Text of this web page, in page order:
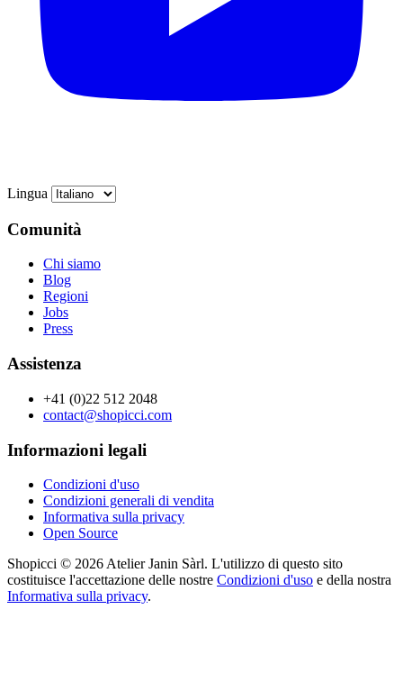
Lingua
Comunità
Chi siamo
Blog
Regioni
Jobs
Press
Assistenza
+41 (0)22 512 2048
contact@shopicci.com
Informazioni legali
Condizioni d'uso
Condizioni generali di vendita
Informativa sulla privacy
Open Source
Shopicci © 2026 Atelier Janin Sàrl. L'utilizzo di questo sito
costituisce l'accettazione delle nostre Condizioni d'uso e della nostra
Informativa sulla privacy.